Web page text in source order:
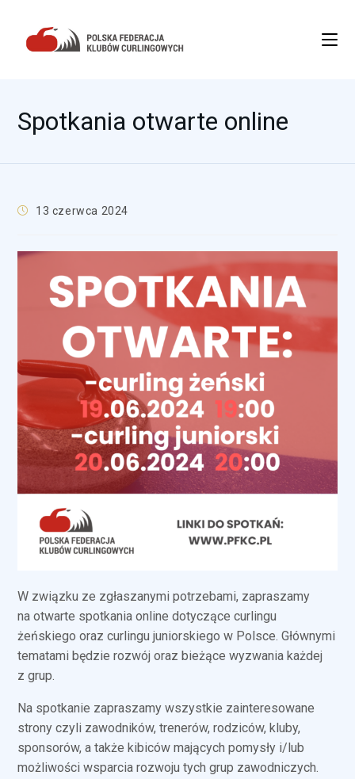
Spotkania otwarte online
13 czerwca 2024
W związku ze zgłaszanymi potrzebami, zapraszamy
na otwarte spotkania online dotyczące curlingu
żeńskiego oraz curlingu juniorskiego w Polsce. Głównymi
tematami będzie rozwój oraz bieżące wyzwania każdej
z grup.
Na spotkanie zapraszamy wszystkie zainteresowane
strony czyli zawodników, trenerów, rodziców, kluby,
sponsorów, a także kibiców mających pomysły i/lub
możliwości wsparcia rozwoju tych grup zawodniczych.